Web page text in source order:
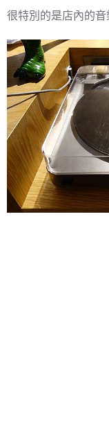
很特別的是店內的音